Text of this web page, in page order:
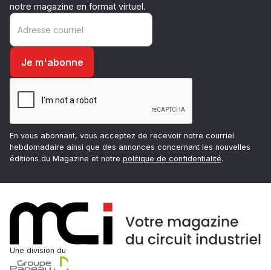
notre magazine en format virtuel.
En vous abonnant, vous acceptez de recevoir notre courriel
hebdomadaire ainsi que des annonces concernant les nouvelles
éditions du Magazine et notre politique de confidentialité.
Une division du